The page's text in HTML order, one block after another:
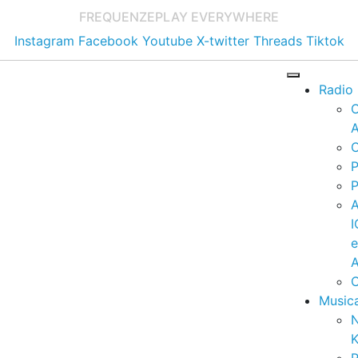
FREQUENZEPLAY EVERYWHERE
Instagram Facebook Youtube X-twitter Threads Tiktok
Radio
e